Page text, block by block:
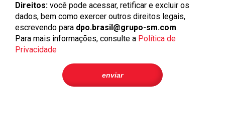
Direitos: você pode acessar, retificar e excluir os
dados, bem como exercer outros direitos legais,
escrevendo para dpo.brasil@grupo-sm.com.
Para mais informações, consulte a Política de
Privacidade